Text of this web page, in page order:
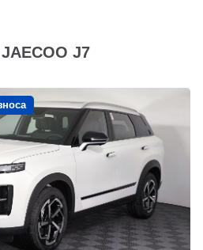
J7